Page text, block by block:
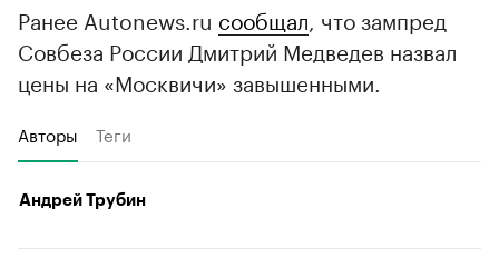
Ранее Autonews.ru сообщал , что зампред
Совбеза России Дмитрий Медведев назвал
цены на «Москвичи» завышенными.
Авторы Теги
Андрей Трубин